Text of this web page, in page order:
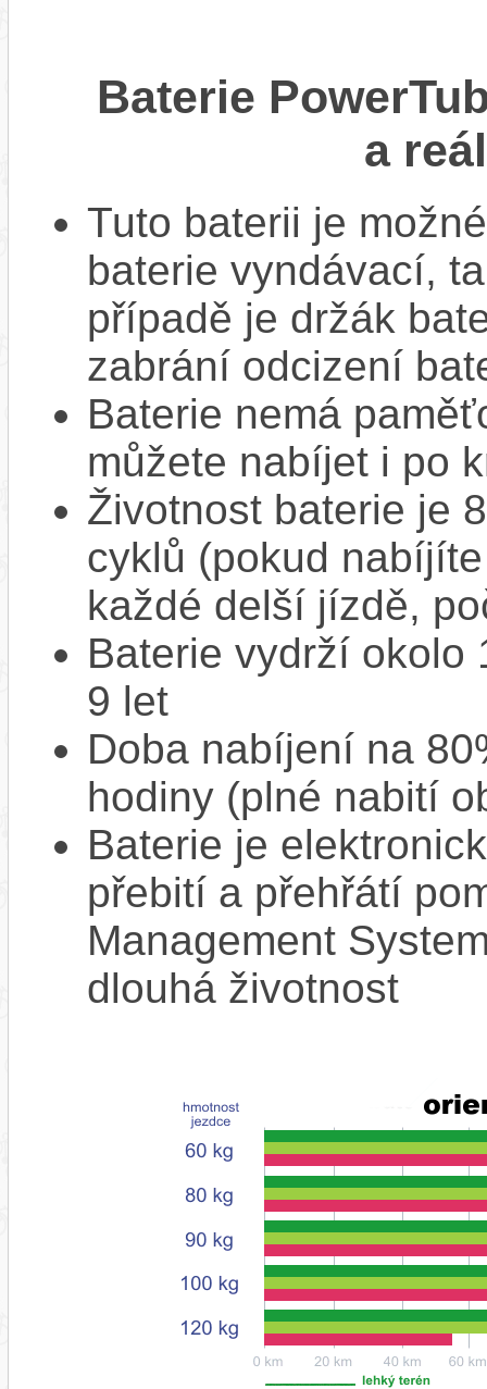
Baterie
a
Tuto baterii je
baterie vyndávací,
případě je držák
zabrání odcizení
Baterie nemá
můžete nabíjet i po
Životnost baterie je
cyklů (pokud
každé delší jízdě,
Baterie vydrží okolo
9 let
Doba nabíjení na
hodiny (plné nabití
Baterie je
přebití a přehřátí
Management
dlouhá životnost